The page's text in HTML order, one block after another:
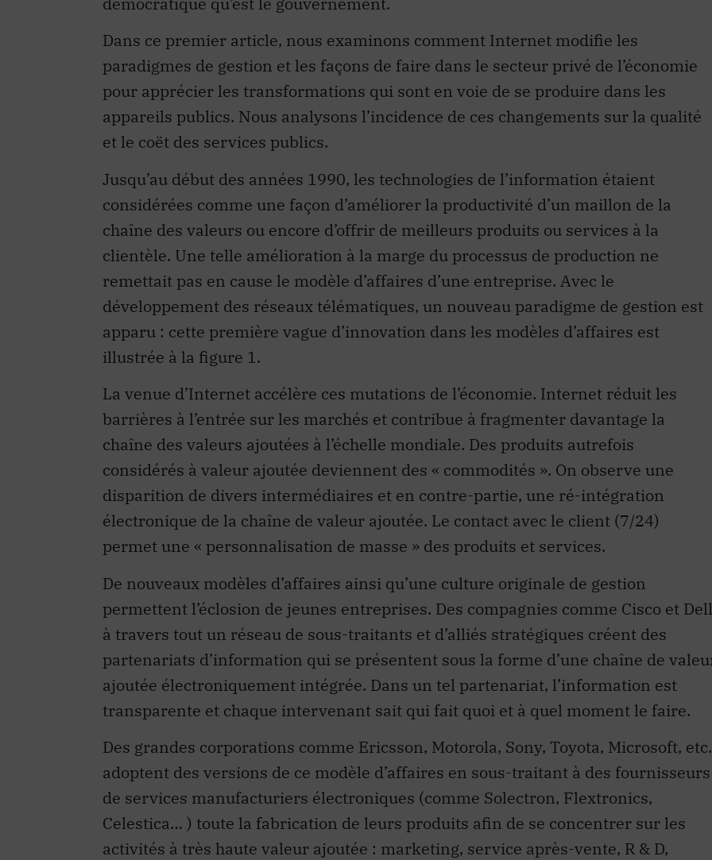
Dans ce premier article, nous examinons comment Internet modifie les
paradigmes de gestion et les façons de faire dans le secteur privé de l’économie
pour apprécier les transformations qui sont en voie de se produire dans les
appareils publics. Nous analysons l’incidence de ces changements sur la qualité
et le coët des services publics.
Jusqu’au début des années 1990, les technologies de l’information étaient
considérées comme une façon d’améliorer la productivité d’un maillon de la
chaîne des valeurs ou encore d’offrir de meilleurs produits ou services à la
clientèle. Une telle amélioration à la marge du processus de production ne
remettait pas en cause le modèle d’affaires d’une entreprise. Avec le
développement des réseaux télématiques, un nouveau paradigme de gestion est
apparu : cette première vague d’innovation dans les modèles d’affaires est
illustrée à la figure 1.
La venue d’Internet accélère ces mutations de l’économie. Internet réduit les
barrières à l’entrée sur les marchés et contribue à fragmenter davantage la
chaîne des valeurs ajoutées à l’échelle mondiale. Des produits autrefois
considérés à valeur ajoutée deviennent des « commodités ». On observe une
disparition de divers intermédiaires et en contre-partie, une ré-intégration
électronique de la chaîne de valeur ajoutée. Le contact avec le client (7/24)
permet une « personnalisation de masse » des produits et services.
De nouveaux modèles d’affaires ainsi qu’une culture originale de gestion
permettent l’éclosion de jeunes entreprises. Des compagnies comme Cisco et Dell
à travers tout un réseau de sous-traitants et d’alliés stratégiques créent des
partenariats d’information qui se présentent sous la forme d’une chaîne de
ajoutée électroniquement intégrée. Dans un tel partenariat, l’information est
transparente et chaque intervenant sait qui fait quoi et à quel moment le faire.
Des grandes corporations comme Ericsson, Motorola, Sony, Toyota, Microsoft, etc.
adoptent des versions de ce modèle d’affaires en sous-traitant à des fournisseurs
de services manufacturiers électroniques (comme Solectron, Flextronics,
Celestica… ) toute la fabrication de leurs produits afin de se concentrer sur les
activités à très haute valeur ajoutée : marketing, service après-vente, R & D,